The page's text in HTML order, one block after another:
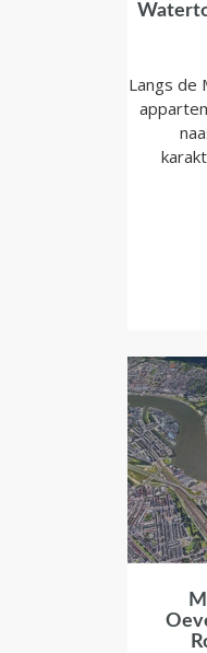
Langs de